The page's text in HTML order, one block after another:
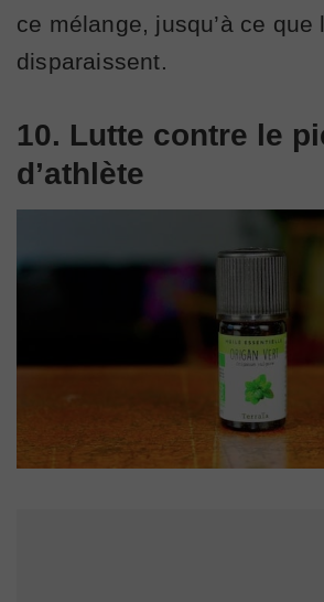
ce mélange, jusqu’à ce que
disparaissent.
10. Lutte contre le
d’athlète